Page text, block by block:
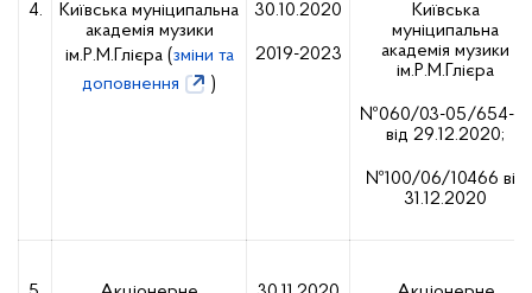
4.
Київська муніципальна
академія музики
ім.Р.М.Глієра (зміни та
доповнення
)
30.10.2020
2019-2023
Київська
муніципальна
академія музики
ім.Р.М.Глієра
№060/03-05/654-19
від 29.12.2020;
№100/06/10466 від
31.12.2020